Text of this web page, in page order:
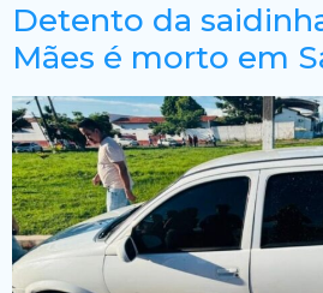
Detento da
Mães é morto em